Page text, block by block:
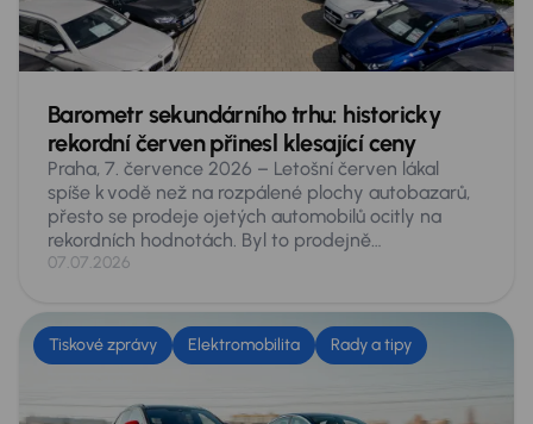
Barometr sekundárního trhu: historicky
rekordní červen přinesl klesající ceny
Praha, 7. července 2026 – Letošní červen lákal
spíše k vodě než na rozpálené plochy autobazarů,
přesto se prodeje ojetých automobilů ocitly na
rekordních hodnotách. Byl to prodejně
nejúspěšnější červen české historie, na inzertních
v meziročním srovnání o 11,3 % více. Vyplývá to
z údajů, získaných analytiky skupiny AURES
Holdings, provozovatele největší tuzemské sítě
07.07.2026
Tiskové zprávy Elektromobilita Rady a tipy